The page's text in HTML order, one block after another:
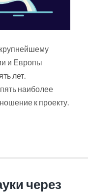
и Европы
лет.
наиболее
к проекту.
через